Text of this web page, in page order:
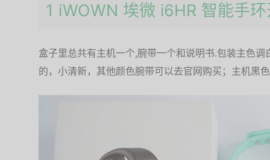
1 iWOWN 埃微 i6HR 智能手
盒子里总共有主机一个,腕带一个和说明书.包装主色
的，小清新，其他颜色腕带可以去官网购买；主机黑